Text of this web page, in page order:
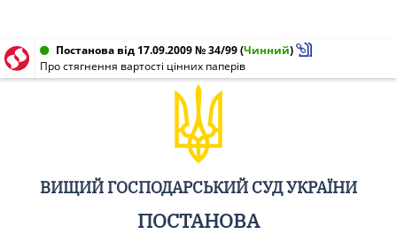
Постанова від 17.09.2009 № 34/99(Чинний)
Про стягнення вартості цінних паперів
ВИЩИЙ ГОСПОДАРСЬКИЙ СУД УКРАЇНИ
ПОСТАНОВА